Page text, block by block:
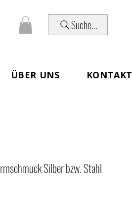
Suche...
ÜBER UNS KONTAKT
Silber bzw. Stahl